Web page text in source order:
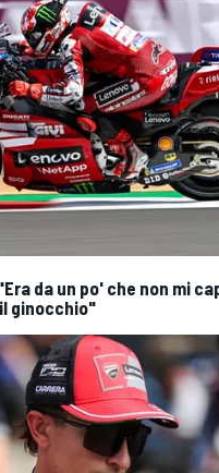
da un po' che non mi
ginocchio"